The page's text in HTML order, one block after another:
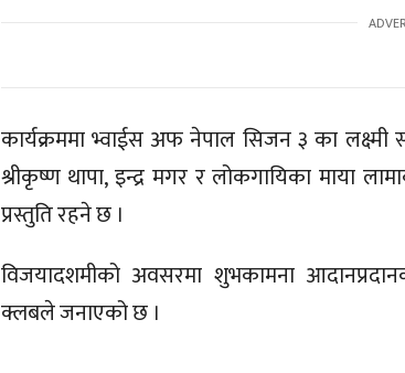
कार्यक्रममा भ्वाईस अफ नेपाल सिजन ३ का
श्रीकृष्ण थापा, इन्द्र मगर र लोकगायिका माया
प्रस्तुति रहने छ ।
विजयादशमीको अवसरमा शुभकामना
क्लबले जनाएको छ ।